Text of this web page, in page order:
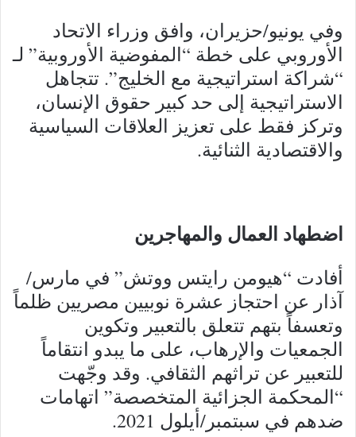
وفي يونيو/حزيران، وافق وزراء الاتحاد
الأوروبي على خطة “المفوضية الأوروبية” لـ
“شراكة استراتيجية مع الخليج”. تتجاهل
الاستراتيجية إلى حد كبير حقوق الإنسان،
وتركز فقط على تعزيز العلاقات السياسية
والاقتصادية الثنائية.
اضطهاد العمال والمهاجرين
أفادت “هيومن رايتس ووتش” في مارس/
آذار عن احتجاز عشرة نوبيين مصريين ظلماً
وتعسفاً بتهم تتعلق بالتعبير وتكوين
الجمعيات والإرهاب، على ما يبدو انتقاماً
للتعبير عن تراثهم الثقافي. وقد وجّهت
“المحكمة الجزائية المتخصصة” اتهامات
ضدهم في سبتمبر/أيلول 2021.